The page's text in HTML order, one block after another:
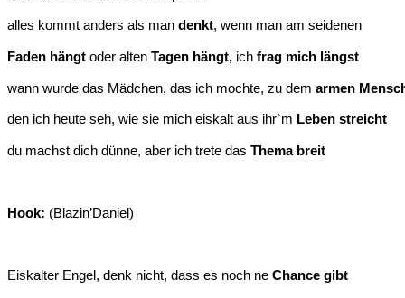
alles kommt anders als man denkt, wenn man am seidenen
Faden hängt oder alten Tagen hängt, ich frag mich längst
wann wurde das Mädchen, das ich mochte, zu dem armen
den ich heute seh, wie sie mich eiskalt aus ihr`m Leben streicht
du machst dich dünne, aber ich trete das Thema breit
Hook: (Blazin’Daniel)
Eiskalter Engel, denk nicht, dass es noch ne Chance gibt